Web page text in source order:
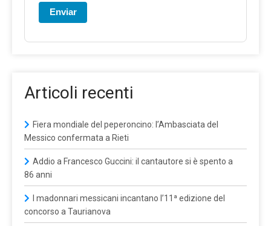
Enviar
Articoli recenti
Fiera mondiale del peperoncino: l’Ambasciata del
Messico confermata a Rieti
Addio a Francesco Guccini: il cantautore si è spento a
86 anni
I madonnari messicani incantano l’11ª edizione del
concorso a Taurianova